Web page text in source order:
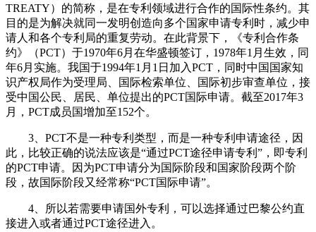
TREATY）的简称，是在专利领域进行合作的国际性条约。其
目的是为解决就同一发明创造向多个国家申请专利时，减少申
请人和各个专利局的重复劳动。在此背景下，《专利合作条
约》（PCT）于1970年6月在华盛顿签订，1978年1月生效，同
年6月实施。我国于1994年1月1日加入PCT，同时中国国家知
识产权局作为受理局、国际检索单位、国际初步审查单位，接
受中国公民、居民、单位提出的PCT国际申请。截至2017年3
月，PCT成员国增加至152个。
3、PCT不是一种专利类型，而是一种专利申请途径，因
此，比较正确的说法应该是“通过PCT途径申请专利”，即专利
的PCT申请。因为PCT申请分为国际阶段和国家阶段两个阶
段，故国际阶段又经常称“PCT国际申请”。
4、所以若需要申请国外专利，可以选择通过巴黎公约直
接进入或者通过PCT途径进入。